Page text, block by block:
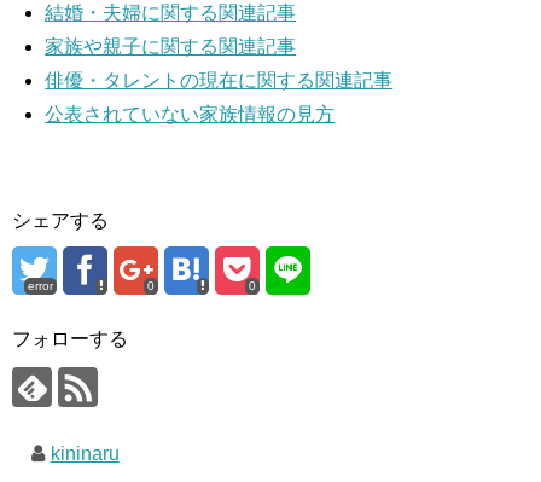
結婚・夫婦に関する関連記事
家族や親子に関する関連記事
俳優・タレントの現在に関する関連記事
公表されていない家族情報の見方
シェアする
error 0 0
フォローする
kininaru